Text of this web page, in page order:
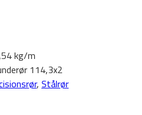
kg/m
114,3x2
, Stålrør